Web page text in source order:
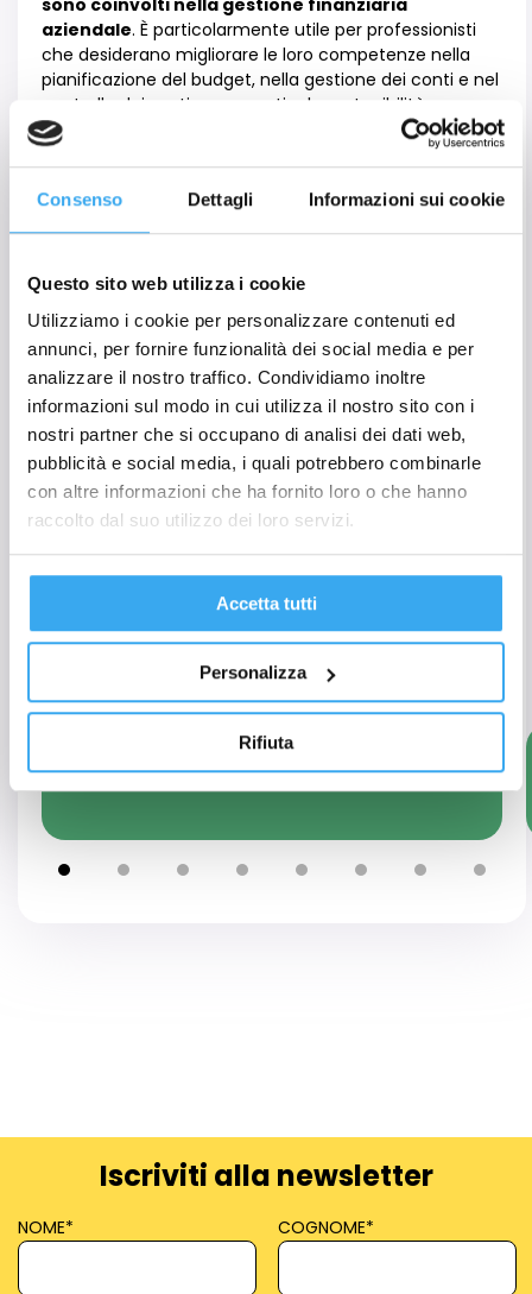
Consenso Dettagli Informazioni sui cookie
Questo sito web utilizza i cookie
Utilizziamo i cookie per personalizzare contenuti ed
annunci, per fornire funzionalità dei social media e per
analizzare il nostro traffico. Condividiamo inoltre
informazioni sul modo in cui utilizza il nostro sito con i
nostri partner che si occupano di analisi dei dati web,
pubblicità e social media, i quali potrebbero combinarle
con altre informazioni che ha fornito loro o che hanno
raccolto dal suo utilizzo dei loro servizi.
Accetta tutti
Personalizza
Rifiuta
sono coinvolti nella gestione finanziaria
aziendale. È particolarmente utile per professionisti
che desiderano migliorare le loro competenze nella
pianificazione del budget, nella gestione dei conti e nel
controllo dei costi per garantire la sostenibilità
finanziaria dell’azienda.
Cost Control
, i partecipanti acquisiranno le
competenze pratiche e teoriche necessarie per
azienda.
Il percorso formativo richiede unminimo di 5
partecipantiper gruppo per essere avviato.
1. Metodologia Didattica
2. Modalità di svolgimento
3. Finanziamenti
4. Struttura
Introduzione alla contabilità
Iscriviti alla newsletter
NOME* COGNOME*